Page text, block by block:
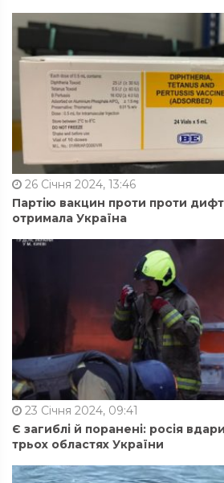
26 Січня 2024, 13:46
Партію вакцин проти проти
отримала Україна
23 Січня 2024, 09:41
Є загиблі й поранені: росія
трьох областях України